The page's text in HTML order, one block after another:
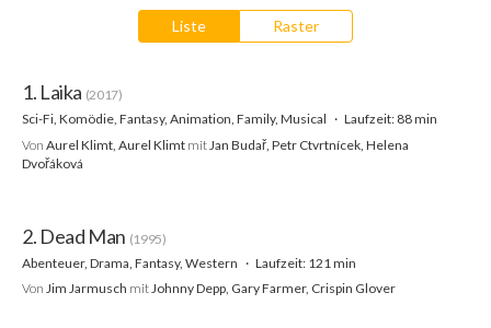
Liste Raster
1. Laika (2017)
Sci-Fi, Komödie, Fantasy, Animation, Family, Musical
Laufzeit: 88 min
Von Aurel Klimt, Aurel Klimt mit Jan Budař, Petr Ctvrtnícek, Helena
Dvořáková
2. Dead Man (1995)
Abenteuer, Drama, Fantasy, Western
Laufzeit: 121 min
Von Jim Jarmusch mitJohnny Depp, Gary Farmer, Crispin Glover